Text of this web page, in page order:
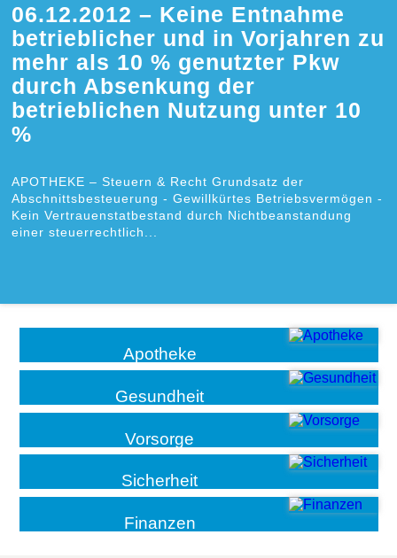
06.12.2012 – Keine Entnahme
betrieblicher und in Vorjahren zu
mehr als 10 % genutzter Pkw
durch Absenkung der
betrieblichen Nutzung unter 10
%
APOTHEKE – Steuern & Recht Grundsatz der
Abschnittsbesteuerung - Gewillkürtes Betriebsvermögen -
Kein Vertrauenstatbestand durch Nichtbeanstandung
einer steuerrechtlich...
Apotheke
Gesundheit
Vorsorge
Sicherheit
Finanzen